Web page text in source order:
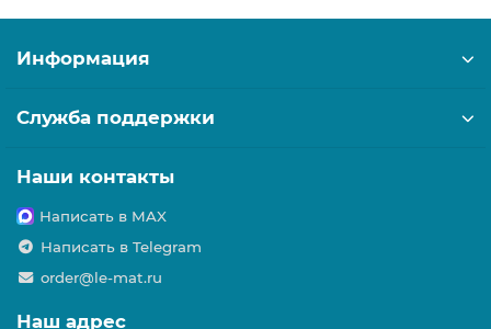
Информация
Служба поддержки
Наши контакты
Написать в MAX
Написать в Telegram
order@le-mat.ru
Наш адрес